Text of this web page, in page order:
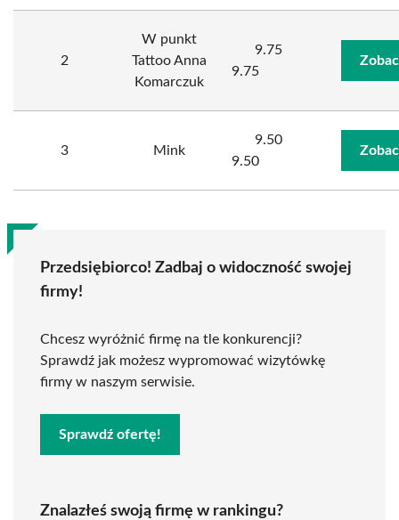
2
W punkt
Tattoo Anna
Komarczuk
9.75
9.75
3 Mink
9.50
9.50
Przedsiębiorco! Zadbaj o widoczność swojej
firmy!
Chcesz wyróżnić firmę na tle konkurencji?
Sprawdź jak możesz wypromować wizytówkę
firmy w naszym serwisie.
Sprawdź ofertę!
Znalazłeś swoją firmę w rankingu?